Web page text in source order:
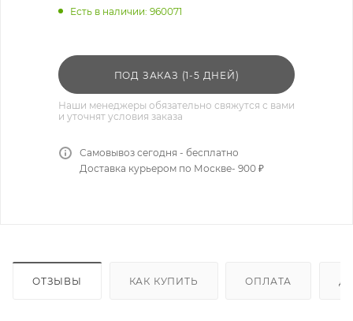
Есть в наличии: 960071
ПОД ЗАКАЗ (1-5 ДНЕЙ)
Наши менеджеры обязательно свяжутся с вами
и уточнят условия заказа
Самовывоз сегодня - бесплатно
Доставка курьером по Москве- 900 ₽
ОТЗЫВЫ КАК КУПИТЬ ОПЛАТА